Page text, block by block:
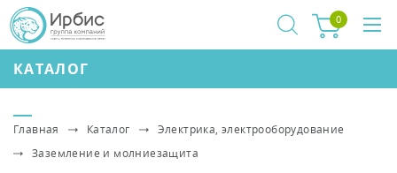
КАТАЛОГ
0
Главная Каталог
Электрика, электрооборудование
Заземление и молниезащита